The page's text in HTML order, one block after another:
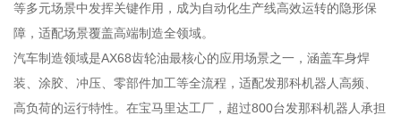
q1508@126.COM
深圳市南山区前海路振业国际商务中心21楼2102
等多元场景中发挥关键作用，成为自动化生产线高效运转的隐形保
障，适配场景覆盖高端制造全领域。
汽车制造领域是AX68齿轮油最核心的应用场景之一，涵盖车身焊
装、涂胶、冲压、零部件加工等全流程，适配发那科机器人高频、
高负荷的运行特性。在宝马里达工厂，超过800台发那科机器人承担